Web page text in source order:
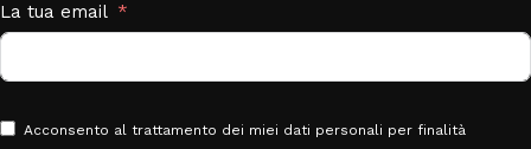
La tua email
Acconsento al trattamento dei miei dati personali per finalità